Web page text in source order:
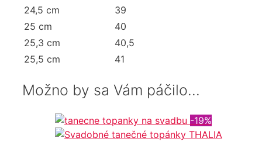
24,5 cm
39
25 cm
40
25,3 cm
40,5
25,5 cm
41
Možno by sa Vám páčilo…
-19%